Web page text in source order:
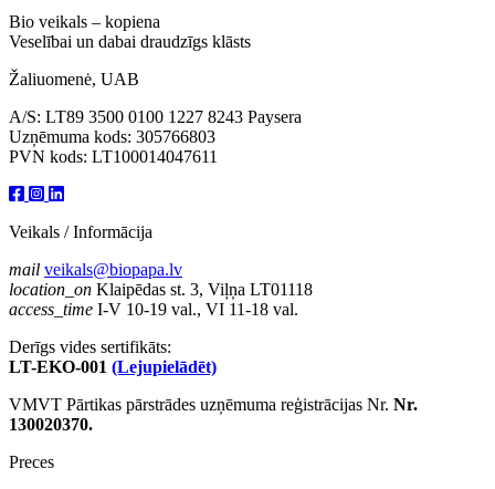
Bio veikals – kopiena
Veselībai un dabai draudzīgs klāsts
Žaliuomenė, UAB
A/S: LT89 3500 0100 1227 8243 Paysera
Uzņēmuma kods: 305766803
PVN kods: LT100014047611
Veikals / Informācija
mail veikals@biopapa.lv
location_on Klaipēdas st. 3, Viļņa LT01118
access_time I-V 10-19 val., VI 11-18 val.
Derīgs vides sertifikāts:
LT-EKO-001 (Lejupielādēt)
VMVT Pārtikas pārstrādes uzņēmuma reģistrācijas Nr. Nr.
130020370.
Preces